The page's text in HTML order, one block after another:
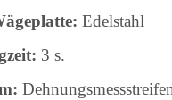
Edelstahl
3 s.